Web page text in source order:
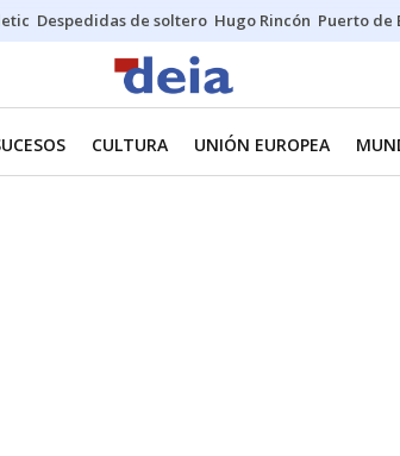
Despedidas de soltero Hugo Rincón Puerto de
CULTURA UNIÓN EUROPEA